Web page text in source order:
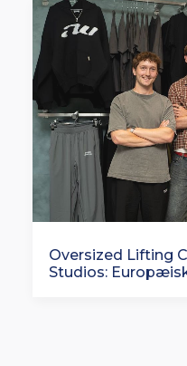
Oversized Lifting
Studios: